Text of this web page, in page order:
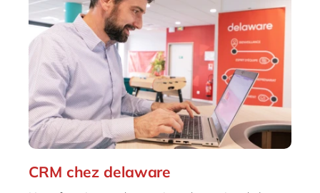
CRM chez delaware